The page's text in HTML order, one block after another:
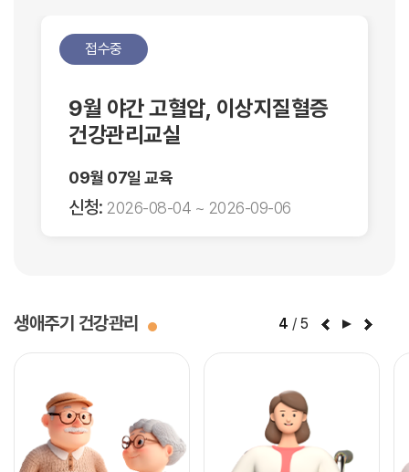
9월 심뇌혈관질환 건강강좌(
와 비만)
09월 03일 교육
신청:2026-08-05 ~ 2026-09-01
생애주기 건강관리 4 / 5